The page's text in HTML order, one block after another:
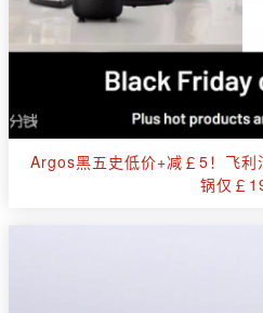
Argos黑五史低价+减￡5！飞
锅仅￡